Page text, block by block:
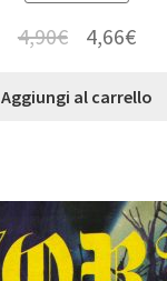
4,90€ 4,66€
Aggiungi al carrello